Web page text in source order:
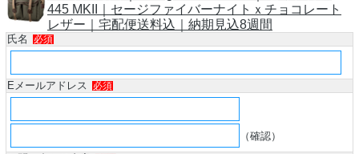
445 MKII｜セージファイバーナイトｘチョコレート
レザー｜宅配便送料込｜納期見込8週間
氏名 必須
Eメールアドレス 必須
（確認）